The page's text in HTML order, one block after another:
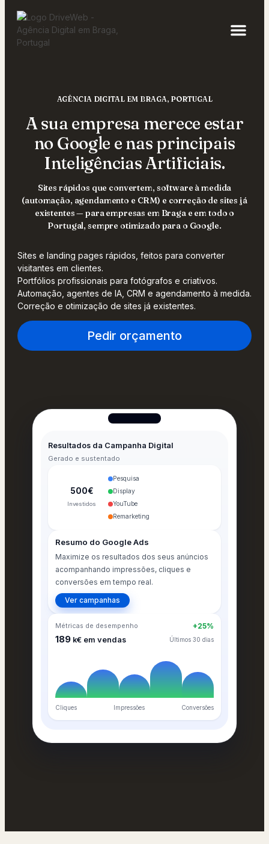
AGÊNCIA DIGITAL EM BRAGA, PORTUGAL
A sua empresa merece estar
no Google e nas principais
Inteligências Artificiais.
Sites rápidos que convertem, software à medida
(automação, agendamento e CRM) e correção de sites já
existentes — para empresas em Braga e em todo o
Portugal, sempre otimizado para o Google.
Sites e landing pages rápidos, feitos para converter
visitantes em clientes.
Portfólios profissionais para fotógrafos e criativos.
Automação, agentes de IA, CRM e agendamento à medida.
Correção e otimização de sites já existentes.
Pedir orçamento
Resultados da Campanha Digital
Gerado e sustentado
500€
Investidos
Pesquisa
Display
YouTube
Remarketing
Resumo do Google Ads
Maximize os resultados dos seus anúncios
acompanhando impressões, cliques e
conversões em tempo real.
Ver campanhas
Métricas de desempenho
189 k€ em vendas
+25%
Últimos 30 dias
Cliques Impressões Conversões